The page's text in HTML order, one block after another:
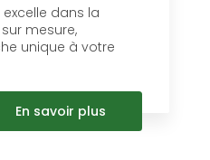
dans la
mesure,
unique à votre
En savoir plus